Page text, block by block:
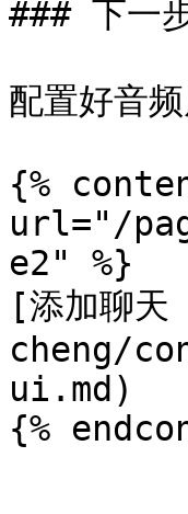
### 下一
配置好音
{%
url="/
e2" %}
[添加聊
cheng/
ui.md)
{%